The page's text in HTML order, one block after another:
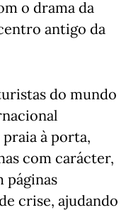
o drama da
antigo da
do mundo
à porta,
com carácter,
páginas
crise, ajudando